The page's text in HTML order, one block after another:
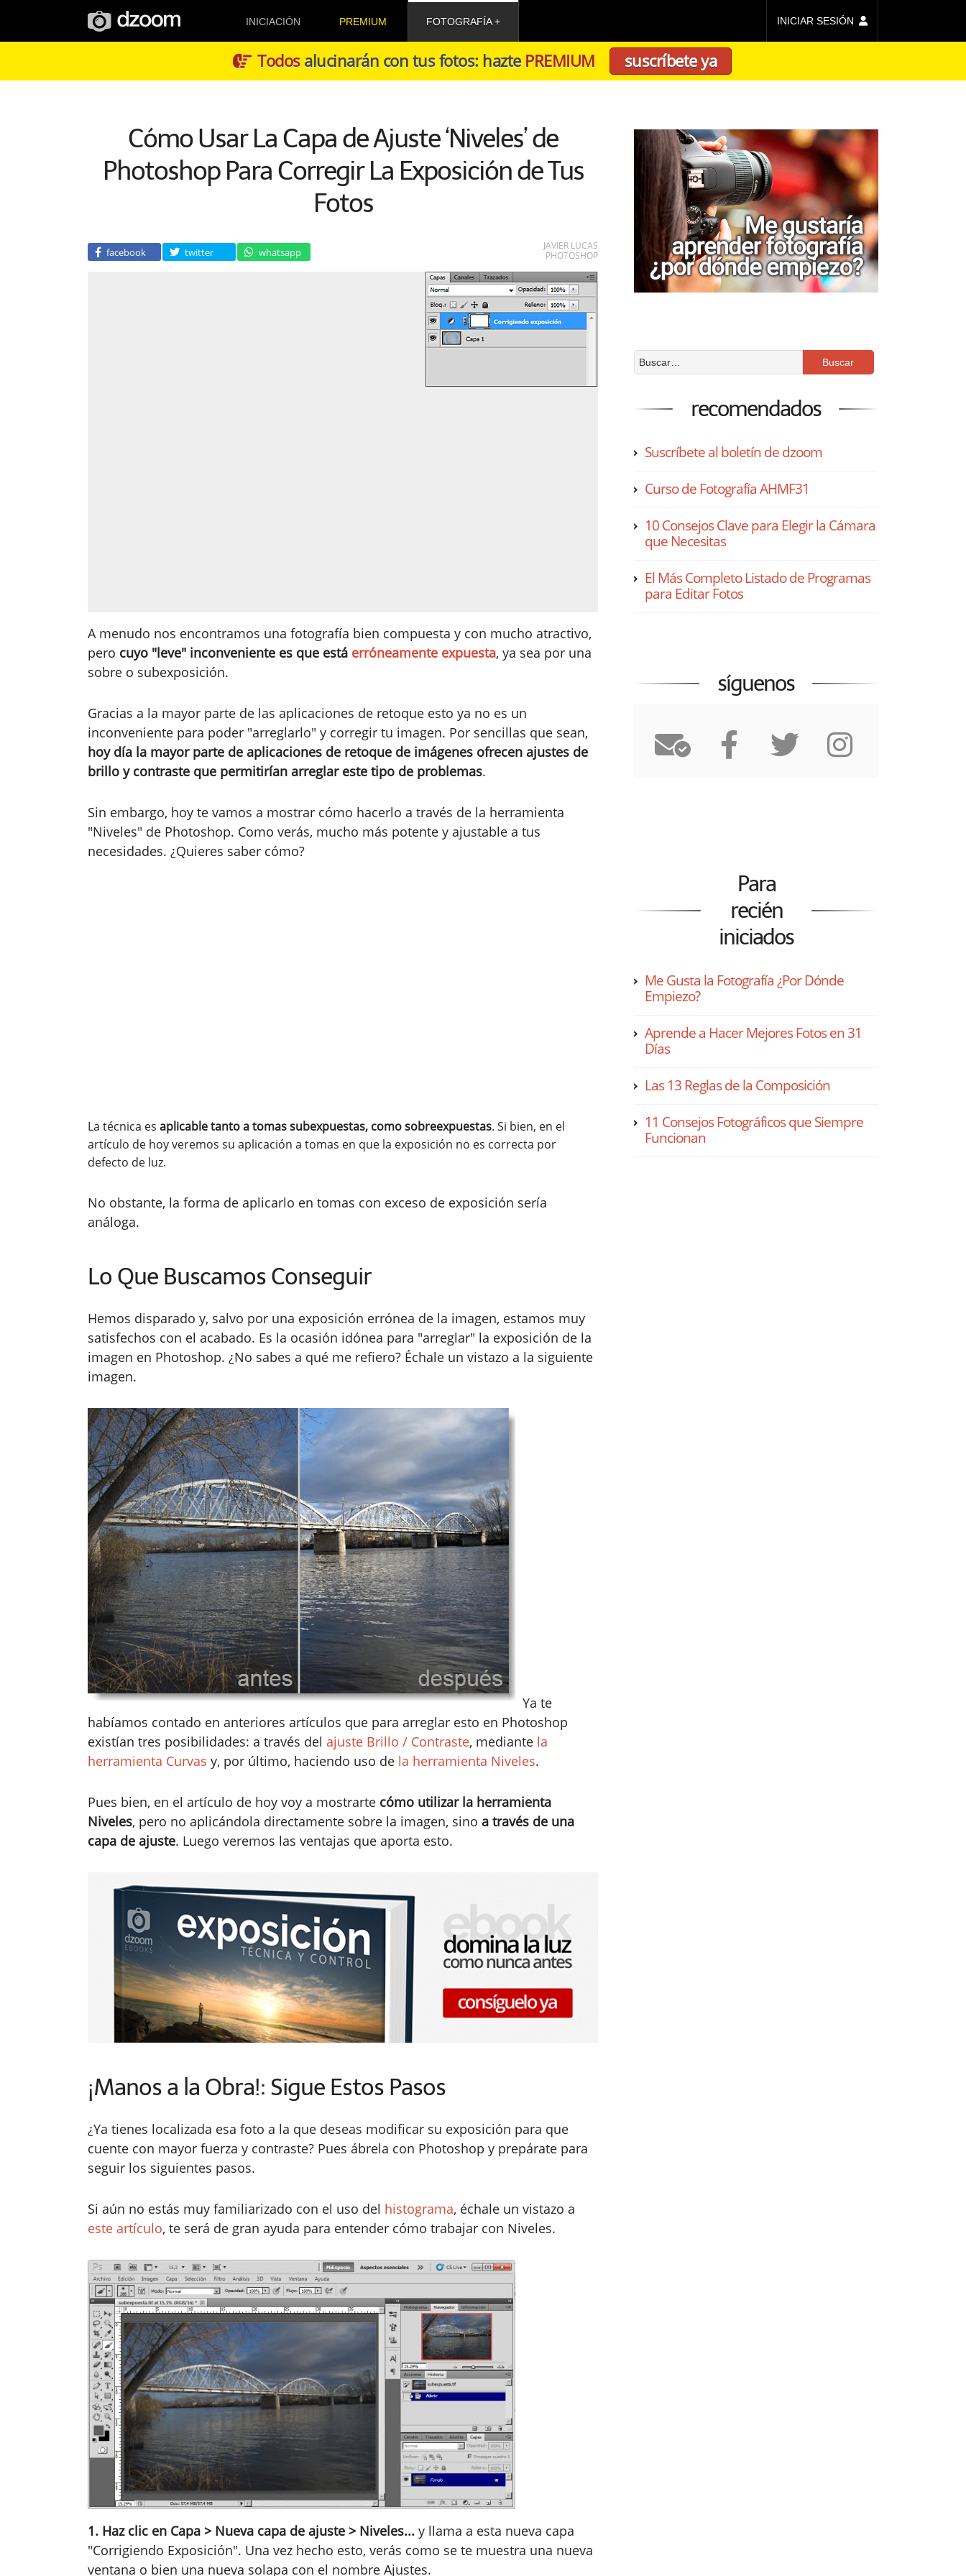
INICIACIÓN PREMIUM FOTOGRAFÍA INICIAR SESIÓN
Todosalucinarán con tus fotos: hazte PREMIUM suscríbete ya
Cómo Usar La Capa de Ajuste ‘Niveles’ de
Photoshop Para Corregir La Exposición de Tus
Fotos
facebook twitter whatsapp
JAVIER LUCAS
PHOTOSHOP
A menudo nos encontramos una fotografía bien compuesta y con mucho atractivo,
pero cuyo "leve" inconveniente es que está erróneamente expuesta, ya sea por una
sobre o subexposición.
Gracias a la mayor parte de las aplicaciones de retoque esto ya no es un
inconveniente para poder "arreglarlo" y corregir tu imagen. Por sencillas que sean,
hoy día la mayor parte de aplicaciones de retoque de imágenes ofrecen ajustes de
brillo y contraste que permitirían arreglar este tipo de problemas.
Sin embargo, hoy te vamos a mostrar cómo hacerlo a través de la herramienta
"Niveles" de Photoshop. Como verás, mucho más potente y ajustable a tus
necesidades. ¿Quieres saber cómo?
La técnica es aplicable tanto a tomas subexpuestas, como sobreexpuestas. Si bien, en el
artículo de hoy veremos su aplicación a tomas en que la exposición no es correcta por
defecto de luz.
No obstante, la forma de aplicarlo en tomas con exceso de exposición sería
análoga.
Lo Que Buscamos Conseguir
Hemos disparado y, salvo por una exposición errónea de la imagen, estamos muy
satisfechos con el acabado. Es la ocasión idónea para "arreglar" la exposición de la
imagen en Photoshop. ¿No sabes a qué me refiero? Échale un vistazo a la siguiente
imagen.
Ya te
habíamos contado en anteriores artículos que para arreglar esto en Photoshop
existían tres posibilidades: a través del ajuste Brillo / Contraste, mediante la
herramienta Curvas y, por último, haciendo uso de la herramienta Niveles.
Pues bien, en el artículo de hoy voy a mostrarte cómo utilizar la herramienta
Niveles, pero no aplicándola directamente sobre la imagen, sino a través de una
capa de ajuste. Luego veremos las ventajas que aporta esto.
¡Manos a la Obra!: Sigue Estos Pasos
¿Ya tienes localizada esa foto a la que deseas modificar su exposición para que
cuente con mayor fuerza y contraste? Pues ábrela con Photoshop y prepárate para
seguir los siguientes pasos.
Si aún no estás muy familiarizado con el uso del histograma, échale un vistazo a
este artículo, te será de gran ayuda para entender cómo trabajar con Niveles.
1. Haz clic en Capa > Nueva capa de ajuste > Niveles... y llama a esta nueva capa
"Corrigiendo Exposición". Una vez hecho esto, verás como se te muestra una nueva
ventana o bien una nueva solapa con el nombre Ajustes.
recomendados
Suscríbete al boletín de dzoom
Curso de Fotografía AHMF31
10 Consejos Clave para Elegir la Cámara
que Necesitas
El Más Completo Listado de Programas
para Editar Fotos
síguenos
Para
recién
iniciados
Me Gusta la Fotografía ¿Por Dónde
Empiezo?
Aprende a Hacer Mejores Fotos en 31
Días
Las 13 Reglas de la Composición
11 Consejos Fotográficos que Siempre
Funcionan